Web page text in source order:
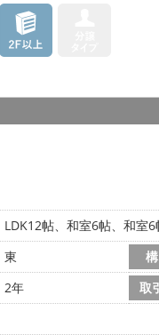
LDK12帖、和室6帖、和室6
東
2年 取